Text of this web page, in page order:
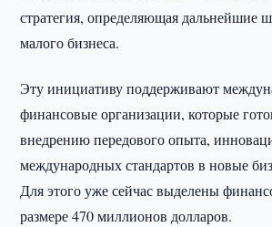
стратегия, определяющая дальнейшие
малого бизнеса.
Эту инициативу поддерживают
финансовые организации, которые
внедрению передового опыта,
международных стандартов в новые
Для этого уже сейчас выделены
размере 470 миллионов долларов.